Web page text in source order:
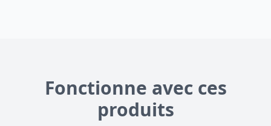
Fonctionne avec ces
produits